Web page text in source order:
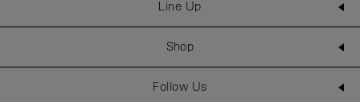
Line Up
Shop
Follow Us